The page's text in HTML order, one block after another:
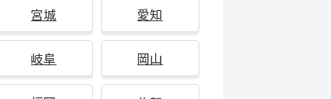
宮城 愛知
岐阜 岡山